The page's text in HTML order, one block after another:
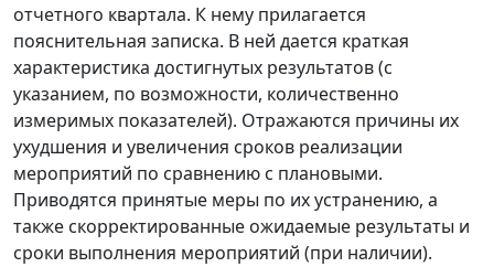
отчетного квартала. К нему прилагается
пояснительная записка. В ней дается краткая
характеристика достигнутых результатов (с
указанием, по возможности, количественно
измеримых показателей). Отражаются причины их
ухудшения и увеличения сроков реализации
мероприятий по сравнению с плановыми.
Приводятся принятые меры по их устранению, а
также скорректированные ожидаемые результаты и
сроки выполнения мероприятий (при наличии).